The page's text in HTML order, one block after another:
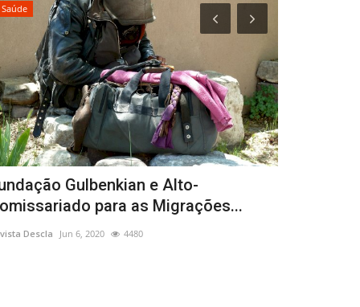
Saúde
Gulbenkian e Alto-
para as Migrações...
Descla Jun 6, 2020 4480